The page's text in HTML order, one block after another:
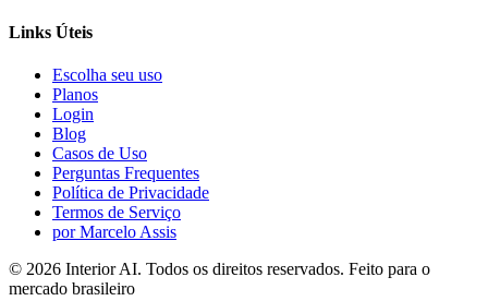
Links Úteis
Escolha seu uso
Planos
Login
Blog
Casos de Uso
Perguntas Frequentes
Política de Privacidade
Termos de Serviço
por Marcelo Assis
© 2026 Interior AI. Todos os direitos reservados. Feito para o
mercado brasileiro